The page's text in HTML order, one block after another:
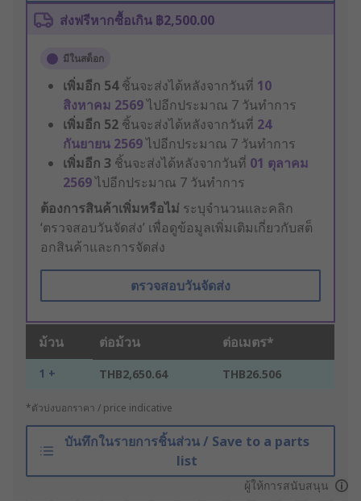
ส่งฟรีหากซื้อเกิน ฿2,500.00
มีในสต็อก
เพิ่มอีก 54ชิ้นจะส่งได้หลังจากวันที่ 10
สิงหาคม 2569ไปอีกประมาณ 7 วันทำการ
เพิ่มอีก 52 ชิ้นจะส่งได้หลังจากวันที่ 24
กันยายน 2569ไปอีกประมาณ 7 วันทำการ
เพิ่มอีก 3 ชิ้นจะส่งได้หลังจากวันที่ 01 ตุลาคม
2569ไปอีกประมาณ 7 วันทำการ
ต้องการสินค้าเพิ่มหรือไม่ ระบุจำนวนและคลิก
‘ตรวจสอบวันจัดส่ง’ เพื่อดูข้อมูลเพิ่มเติมเกี่ยวกับสต็
อกสินค้าและการจัดส่ง
ตรวจสอบวันจัดส่ง
ม้วน ต่อม้วน ต่อเมตร*
1 + THB2,650.64 THB26.506
*ตัวบ่งบอกราคา / price indicative
บันทึกในรายการชิ้นส่วน / Save to a parts
list
ผู้ให้การสนับสนุน